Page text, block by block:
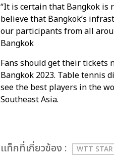
“It is certain that Bangkok is
believe that Bangkok’s
our participants from all
Bangkok
Fans should get their tickets
Bangkok 2023. Table tennis
see the best players in the
Southeast Asia.
เเท็กที่เกี่ยวข้อง : WTT